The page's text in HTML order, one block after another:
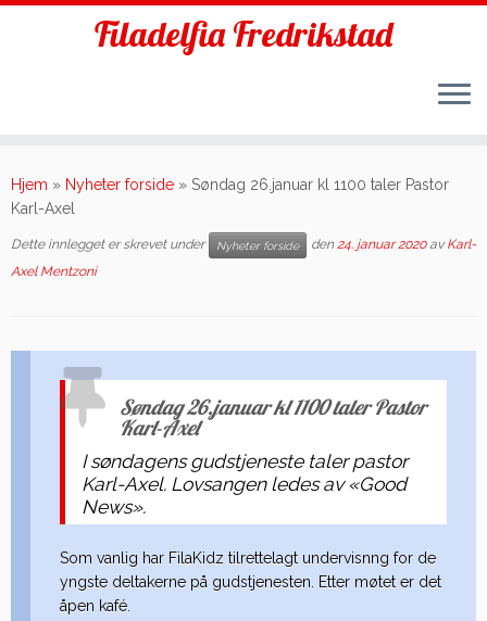
to
content
Filadelfia Fredrikstad
Hjem » Nyheter forside » Søndag 26.januar kl 1100 taler Pastor
Karl-Axel
Dette innlegget er skrevet under Nyheter forside den24. januar 2020 avKarl-
Axel Mentzoni
Søndag 26.januar kl 1100 taler Pastor
Karl-Axel
I søndagens gudstjeneste taler pastor
Karl-Axel. Lovsangen ledes av «Good
News».
Som vanlig har FilaKidz tilrettelagt undervisnng for de
yngste deltakerne på gudstjenesten. Etter møtet er det
åpen kafé.